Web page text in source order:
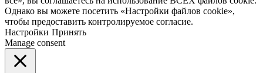
Однако вы можете посетить «Настройки файлов cookie»,
чтобы предоставить контролируемое согласие.
Настройки Принять
Manage consent